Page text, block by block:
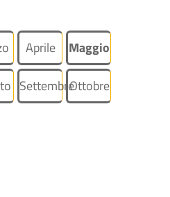
Aprile Maggio
SettembreOttobre